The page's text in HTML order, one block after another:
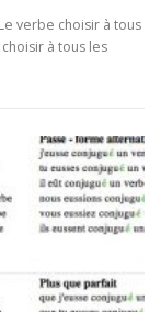
verbe choisir à tous
à tous les